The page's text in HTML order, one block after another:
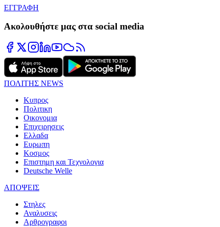
ΕΓΓΡΑΦΗ
Ακολουθήστε μας στα social media
ΠΟΛΙΤΗΣ NEWS
Κυπρος
Πολιτικη
Οικονομια
Επιχειρησεις
Ελλαδα
Ευρωπη
Κοσμος
Επιστημη και Τεχνολογια
Deutsche Welle
ΑΠΟΨΕΙΣ
Στηλες
Αναλυσεις
Αρθρογραφοι